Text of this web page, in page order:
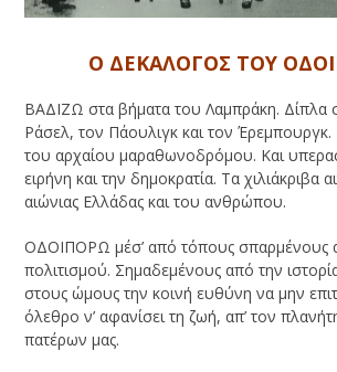
Ο ΔΕΚΑΛΟΓΟΣ ΤΟΥ
ΒΑΔΙΖΩ στα βήματα του Λαμπράκη. Δίπλα
Ράσελ, τον Πάουλιγκ και τον Έρεμπουργκ.
του αρχαίου μαραθωνοδρόμου. Και
ειρήνη και την δημοκρατία. Τα χιλιάκριβα
αιώνιας Ελλάδας και του ανθρώπου.
ΟΔΟΙΠΟΡΩ μέσ’ από τόπους σπαρμένους
πολιτισμού. Σημαδεμένους από την
στους ώμους την κοινή ευθύνη να μην
όλεθρο ν’ αφανίσει τη ζωή, απ’ τον
πατέρων μας.